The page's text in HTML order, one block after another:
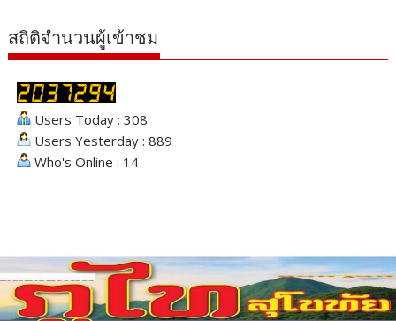
สถิติจำนวนผู้เข้าชม
Users Today : 308
Users Yesterday : 889
Who's Online : 14